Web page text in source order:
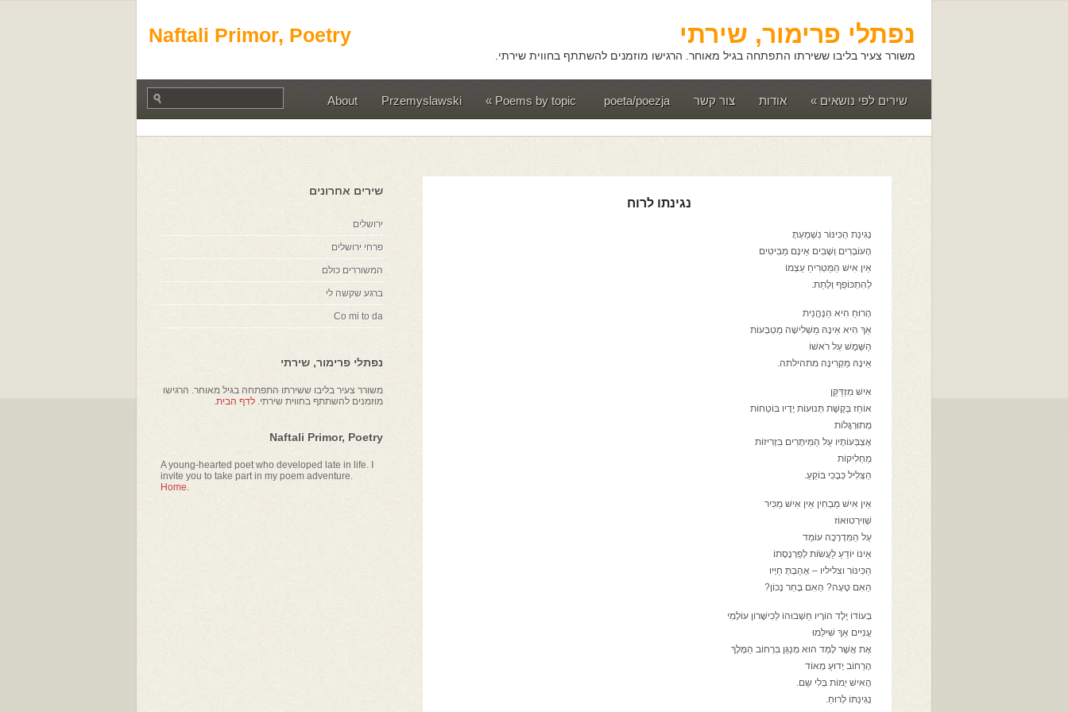
Naftali Primor, Poetry נפתלי פרימור, שירתי
משורר צעיר בליבו ששירתו התפתחה בגיל מאוחר. הרגישו מוזמנים להשתתף בחווית שירתי.
שירים לפי נושאים » אודות צור קשר poeta/poezja
Poems by topic
»
Przemyslawski
About
נגינתו לרוח
נְגִינַת הַכִּינּוֹר נִשְׁמַעְתָּ
הָעוֹבְרִים וְשָׁבִים אֵינָם מַבִּיטִים
אֵין אִישׁ הַמַּטְרִיחַ עַצְמוֹ
לְהִתְכּוֹפֵף וְלָתֵת.
הָרוּחַ הִיא הַנֶּהֱנֵית
אַךְ הִיא אֵינָהּ מַשְׁלִישָׁה מַטְבְּעוֹת
הַשֶּׁמֶשׁ עַל רֹאשׁוֹ
אֵינָהּ מַקְרִינָה מתהילתה.
אִישׁ מִזְדַּקֵּן
אוֹחֵז בְּקֶשֶׁת תְּנוּעוֹת יָדָיו בּוֹטְחוֹת
מְתוּרְגָּלוֹת
אֶצְבְּעוֹתָיו עַל הַמֵּיתָּרִים בִּזְרִיזוֹת
מַחְלִיקוֹת
הַצְּלִיל כְּבֶכִי בּוֹקֵעַ.
אֵין אִישׁ מַבְחִין אֵין אִישׁ מַכִּיר
שְׁוִירְטוּאוֹז
עַל הַמִּדְרָכָה עוֹמֵד
אֵינוֹ יוֹדֵעַ לַעֲשׂוֹת לְפַרְנָסָתוֹ
הַכִּינּוֹר וצליליו – אָהַבְתְּ חַיָּיו
הַאִם טָעָה? הַאִם בָּחַר נָכוֹן?
בְּעוֹדוֹ יֶלֶד הוֹרָיו חַשְׁבוּהוֹ לְכִישָּׁרוֹן עוֹלָמִי
עֲנִיִּים אַךְ שִׁילְּמוּ
אֶת אֲשֶׁר לָמַד הוּא מְנַגֵּן בִּרְחוֹב הַמֶּלֶךְ
הָרְחוֹב יָדוּעַ מְאוֹד
הָאִישׁ יְמוֹת בְּלִי שֵם.
נְגִינַתּוֹ לְרוּחַ.
שירים אחרונים
ירושלים
פרחי ירושלים
המשוררים כולם
ברגע שקשה לי
Co mi to da
נפתלי פרימור, שירתי
משורר צעיר בליבו ששירתו התפתחה בגיל מאוחר. הרגישו
מוזמנים להשתתף בחווית שירתי. לדף הבית.
Naftali Primor, Poetry
A young-hearted poet who developed late in life. I
invite you to take part in my poem adventure.
Home.